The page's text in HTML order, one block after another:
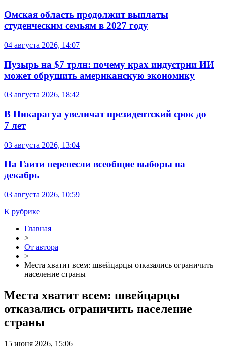
Омская область продолжит выплаты
студенческим семьям в 2027 году
04 августа 2026, 14:07
Пузырь на $7 трлн: почему крах индустрии ИИ
может обрушить американскую экономику
03 августа 2026, 18:42
В Никарагуа увеличат президентский срок до
7 лет
03 августа 2026, 13:04
На Гаити перенесли всеобщие выборы на
декабрь
03 августа 2026, 10:59
К рубрике
Главная
>
От автора
>
Места хватит всем: швейцарцы отказались ограничить
население страны
Места хватит всем: швейцарцы
отказались ограничить население
страны
15 июня 2026, 15:06